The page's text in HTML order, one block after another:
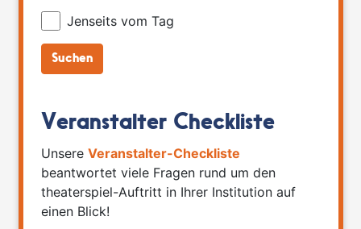
Jenseits vom Tag
Veranstalter Checkliste
UnsereVeranstalter-Checkliste
beantwortet viele Fragen rund um den
theaterspiel-Auftritt in Ihrer Institution auf
einen Blick!